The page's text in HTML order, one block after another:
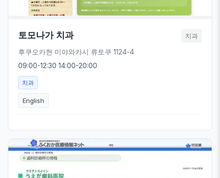
토모나가 치과 치과
후쿠오카현 미야와카시 류토쿠 1124-4
09:00-12:30 14:00-20:00
치과
English